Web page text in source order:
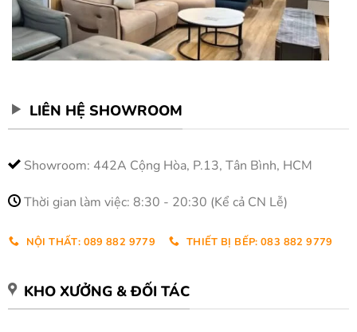
LIÊN HỆ SHOWROOM
Showroom: 442A Cộng Hòa, P.13, Tân Bình, HCM
Thời gian làm việc: 8:30 - 20:30 (Kể cả CN Lễ)
NỘI THẤT: 089 882 9779 THIẾT BỊ BẾP: 083 882 9779
KHO XƯỞNG & ĐỐI TÁC